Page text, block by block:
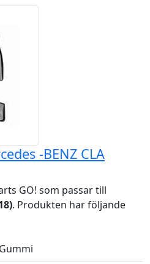
-BENZ CLA
GO! som passar till
. Produkten har följande
Gummi